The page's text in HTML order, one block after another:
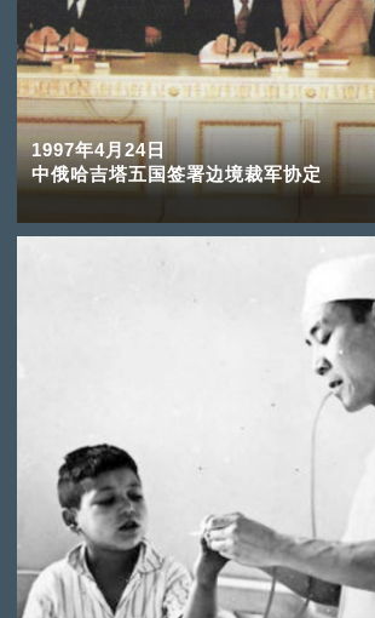
1997年4月24日
中俄哈吉塔五国签署边境裁军协定